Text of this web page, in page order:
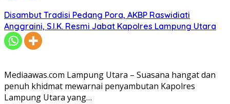
Disambut Tradisi Pedang Pora, AKBP Raswidiati
Anggraini, S.I.K. Resmi Jabat Kapolres Lampung Utara
Mediaawas.com Lampung Utara – Suasana hangat dan
penuh khidmat mewarnai penyambutan Kapolres
Lampung Utara yang…